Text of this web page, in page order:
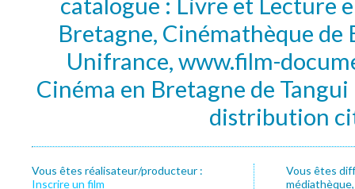
Bretagne, Cinémathèque de
Unifrance, www.film-
Cinéma en Bretagne de
distribution
Vous êtes réalisateur/producteur :
Inscrire un film
Vous êtes